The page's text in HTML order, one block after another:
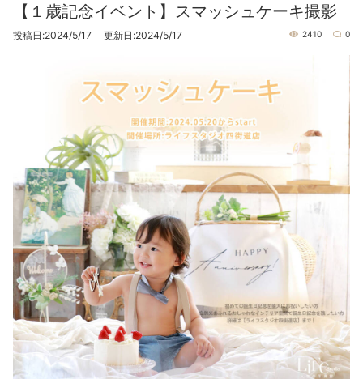
【１歳記念イベント】スマッシュケーキ撮影
投稿日:2024/5/17 更新日:2024/5/17 2410 0